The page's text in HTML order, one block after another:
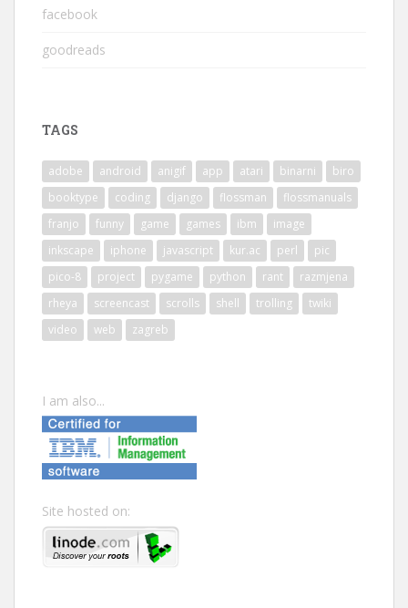
facebook
goodreads
TAGS
adobe android anigif app atari binarni
biro
booktype
coding django flossman
flossmanuals
franjo
funny game games ibm
image
inkscape
iphone javascript kur.ac perl
pic
pico-8
project pygame python rant
razmjena
rheya
screencast scrolls shell trolling
twiki
video
web zagreb
I am also...
Site hosted on: